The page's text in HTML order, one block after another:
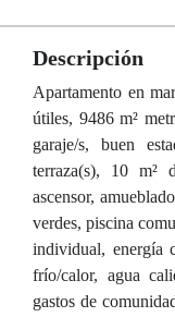
Descripción
Apartamento en
útiles, 9486 m²
garaje/s, buen
terraza(s), 10 m²
ascensor,
verdes, piscina
individual, energía
frío/calor, agua
gastos de